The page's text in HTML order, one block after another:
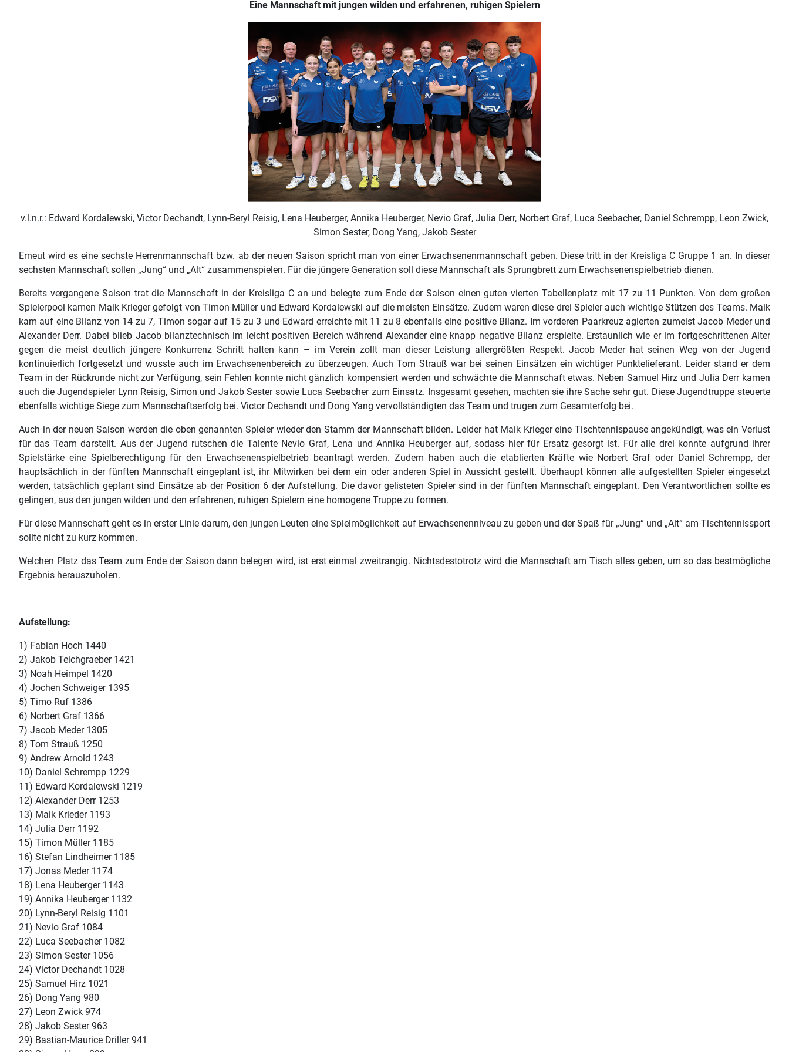
Eine Mannschaft mit jungen wilden und erfahrenen, ruhigen Spielern
v.l.n.r.: Edward Kordalewski, Victor Dechandt, Lynn-Beryl Reisig, Lena Heuberger, Annika Heuberger, Nevio Graf, Julia Derr, Norbert Graf, Luca Seebacher, Daniel Schrempp, Leon Zwick,
Simon Sester, Dong Yang, Jakob Sester
Erneut wird es eine sechste Herrenmannschaft bzw. ab der neuen Saison spricht man von einer Erwachsenenmannschaft geben. Diese tritt in der Kreisliga C Gruppe 1 an. In dieser
sechsten Mannschaft sollen „Jung“ und „Alt“ zusammenspielen. Für die jüngere Generation soll diese Mannschaft als Sprungbrett zum Erwachsenenspielbetrieb dienen.
Bereits vergangene Saison trat die Mannschaft in der Kreisliga C an und belegte zum Ende der Saison einen guten vierten Tabellenplatz mit 17 zu 11 Punkten. Von dem großen
Spielerpool kamen Maik Krieger gefolgt von Timon Müller und Edward Kordalewski auf die meisten Einsätze. Zudem waren diese drei Spieler auch wichtige Stützen des Teams. Maik
kam auf eine Bilanz von 14 zu 7, Timon sogar auf 15 zu 3 und Edward erreichte mit 11 zu 8 ebenfalls eine positive Bilanz. Im vorderen Paarkreuz agierten zumeist Jacob Meder und
Alexander Derr. Dabei blieb Jacob bilanztechnisch im leicht positiven Bereich während Alexander eine knapp negative Bilanz erspielte. Erstaunlich wie er im fortgeschrittenen Alter
gegen die meist deutlich jüngere Konkurrenz Schritt halten kann – im Verein zollt man dieser Leistung allergrößten Respekt. Jacob Meder hat seinen Weg von der Jugend
kontinuierlich fortgesetzt und wusste auch im Erwachsenenbereich zu überzeugen. Auch Tom Strauß war bei seinen Einsätzen ein wichtiger Punktelieferant. Leider stand er dem
Team in der Rückrunde nicht zur Verfügung, sein Fehlen konnte nicht gänzlich kompensiert werden und schwächte die Mannschaft etwas. Neben Samuel Hirz und Julia Derr kamen
auch die Jugendspieler Lynn Reisig, Simon und Jakob Sester sowie Luca Seebacher zum Einsatz. Insgesamt gesehen, machten sie ihre Sache sehr gut. Diese Jugendtruppe steuerte
ebenfalls wichtige Siege zum Mannschaftserfolg bei. Victor Dechandt und Dong Yang vervollständigten das Team und trugen zum Gesamterfolg bei.
Auch in der neuen Saison werden die oben genannten Spieler wieder den Stamm der Mannschaft bilden. Leider hat Maik Krieger eine Tischtennispause angekündigt, was ein Verlust
für das Team darstellt. Aus der Jugend rutschen die Talente Nevio Graf, Lena und Annika Heuberger auf, sodass hier für Ersatz gesorgt ist. Für alle drei konnte aufgrund ihrer
Spielstärke eine Spielberechtigung für den Erwachsenenspielbetrieb beantragt werden. Zudem haben auch die etablierten Kräfte wie Norbert Graf oder Daniel Schrempp, der
hauptsächlich in der fünften Mannschaft eingeplant ist, ihr Mitwirken bei dem ein oder anderen Spiel in Aussicht gestellt. Überhaupt können alle aufgestellten Spieler eingesetzt
werden, tatsächlich geplant sind Einsätze ab der Position 6 der Aufstellung. Die davor gelisteten Spieler sind in der fünften Mannschaft eingeplant. Den Verantwortlichen sollte es
gelingen, aus den jungen wilden und den erfahrenen, ruhigen Spielern eine homogene Truppe zu formen.
Für diese Mannschaft geht es in erster Linie darum, den jungen Leuten eine Spielmöglichkeit auf Erwachsenenniveau zu geben und der Spaß für „Jung“ und „Alt“ am Tischtennissport
sollte nicht zu kurz kommen.
Welchen Platz das Team zum Ende der Saison dann belegen wird, ist erst einmal zweitrangig. Nichtsdestotrotz wird die Mannschaft am Tisch alles geben, um so das bestmögliche
Ergebnis herauszuholen.
Aufstellung:
1) Fabian Hoch 1440
2) Jakob Teichgraeber 1421
3) Noah Heimpel 1420
4) Jochen Schweiger 1395
5) Timo Ruf 1386
6) Norbert Graf 1366
7) Jacob Meder 1305
8) Tom Strauß 1250
9) Andrew Arnold 1243
10) Daniel Schrempp 1229
11) Edward Kordalewski 1219
12) Alexander Derr 1253
13) Maik Krieder 1193
14) Julia Derr 1192
15) Timon Müller 1185
16) Stefan Lindheimer 1185
17) Jonas Meder 1174
18) Lena Heuberger 1143
19) Annika Heuberger 1132
20) Lynn-Beryl Reisig 1101
21) Nevio Graf 1084
22) Luca Seebacher 1082
23) Simon Sester 1056
24) Victor Dechandt 1028
25) Samuel Hirz 1021
26) Dong Yang 980
27) Leon Zwick 974
28) Jakob Sester 963
29) Bastian-Maurice Driller 941